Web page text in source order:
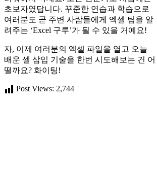
초보자였답니다. 꾸준한 연습과 학습으로
여러분도 곧 주변 사람들에게 엑셀 팁을 알
려주는 ‘Excel 구루’가 될 수 있을 거예요!
자, 이제 여러분의 엑셀 파일을 열고 오늘
배운 셀 삽입 기술을 한번 시도해보는 건 어
떨까요? 화이팅!
Post Views: 2,744